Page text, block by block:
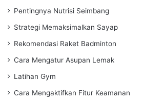
Pentingnya Nutrisi Seimbang
Strategi Memaksimalkan Sayap
Rekomendasi Raket Badminton
Cara Mengatur Asupan Lemak
Latihan Gym
Cara Mengaktifkan Fitur Keamanan